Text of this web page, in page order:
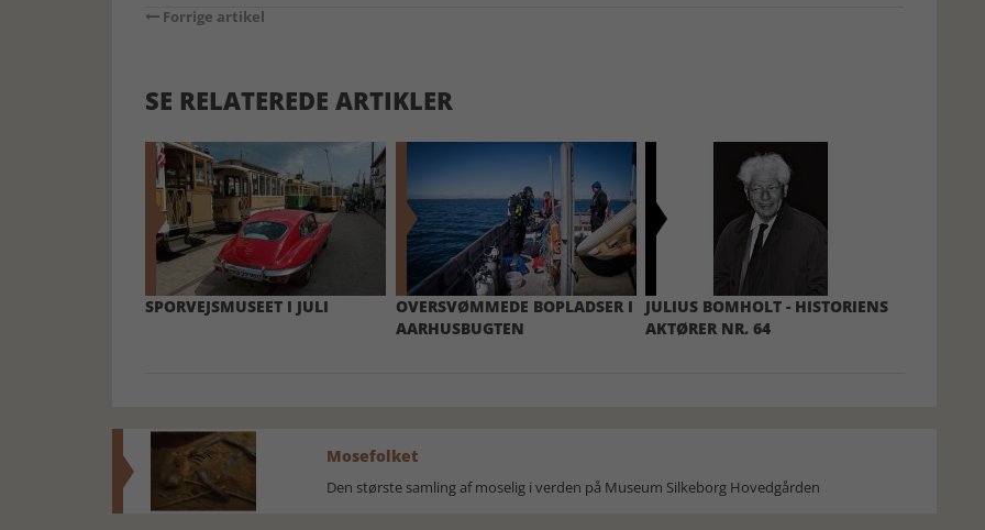
Forrige artikel
SE RELATEREDE ARTIKLER
SPORVEJSMUSEET I JULI
OVERSVØMMEDE BOPLADSER I
AARHUSBUGTEN
JULIUS BOMHOLT - HISTORIENS
AKTØRER NR. 64
Mosefolket
Den største samling af moselig i verden på Museum Silkeborg Hovedgården